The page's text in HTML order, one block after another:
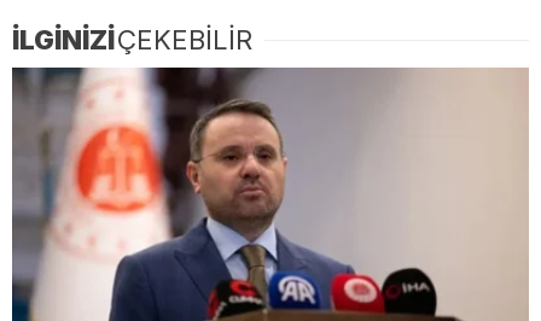
İLGİNİZİÇEKEBİLİR